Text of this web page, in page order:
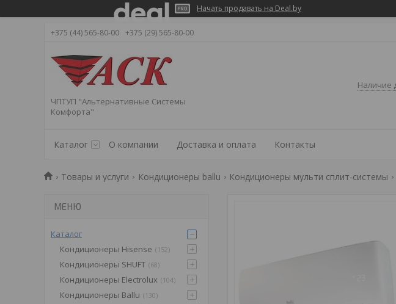
Начать продавать на Deal.by
+375 (44) 565-80-00 +375 (29) 565-80-00
ЧПТУП "Альтернативные Системы
Комфорта"
Наличие
Каталог О компании Доставка и оплата Контакты
Товары и услуги Кондиционеры ballu Кондиционеры мульти сплит-системы
Каталог
Кондиционеры Hisense
152
Кондиционеры SHUFT 68
Кондиционеры Electrolux 104
Кондиционеры Ballu 130